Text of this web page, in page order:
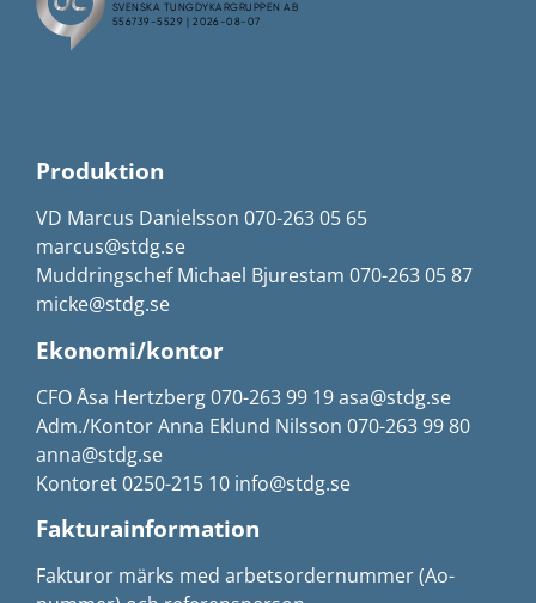
Produktion
VD Marcus Danielsson 070-263 05 65
marcus@stdg.se
Muddringschef Michael Bjurestam 070-263 05 87
micke@stdg.se
Ekonomi/kontor
CFO Åsa Hertzberg 070-263 99 19 asa@stdg.se
Adm./Kontor Anna Eklund Nilsson 070-263 99 80
anna@stdg.se
Kontoret 0250-215 10 info@stdg.se
Fakturainformation
Fakturor märks med arbetsordernummer (Ao-